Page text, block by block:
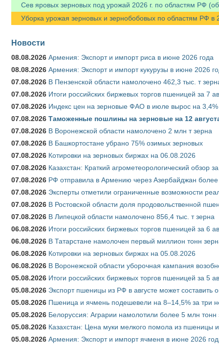
Сев яровых зерновых под урожай 2026 г. по областям РФ
Уборка урожая зерновых и зернобобовых по областям РФ в
Новости
08.08.2026 Армения: Экспорт и импорт риса в июне 2026 года
08.08.2026 Армения: Экспорт и импорт кукурузы в июне 2026
07.08.2026 В Пензенской области намолочено 462,3 тыс. т
07.08.2026 Итоги российских биржевых торгов пшеницей за 7
07.08.2026 Индекс цен на зерновые ФАО в июле вырос на 3,4%
07.08.2026 Таможенные пошлины на зерновые на 12
07.08.2026 В Воронежской области намолочено 2 млн т зерна
07.08.2026 В Башкортостане убрано 75% озимых зерновых
07.08.2026 Котировки на зерновых биржах на 06.08.2026
07.08.2026 Казахстан: Краткий агрометеорологический обзор
07.08.2026 РФ отправила в Армению через Азербайджан более
07.08.2026 Эксперты отметили ограниченные возможности
07.08.2026 В Ростовской области доля продовольственной
07.08.2026 В Липецкой области намолочено 856,4 тыс. т зерна
06.08.2026 Итоги российских биржевых торгов пшеницей за 6
06.08.2026 В Татарстане намолочен первый миллион тонн
06.08.2026 Котировки на зерновых биржах на 05.08.2026
06.08.2026 В Воронежской области уборочная кампания
05.08.2026 Итоги российских биржевых торгов пшеницей за 5
05.08.2026 Экспорт пшеницы из РФ в августе может составить
05.08.2026 Пшеница и ячмень подешевели на 8–14,5% за три
05.08.2026 Белоруссия: Аграрии намолотили более 5 млн тонн
05.08.2026 Казахстан: Цена муки мелкого помола из пшеницы
05.08.2026 Армения: Экспорт и импорт ячменя в июне 2026